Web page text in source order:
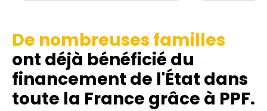
De nombreuses familles
ont déjà bénéficié du
financement de l'État dans
toute la France grâce à PPF.